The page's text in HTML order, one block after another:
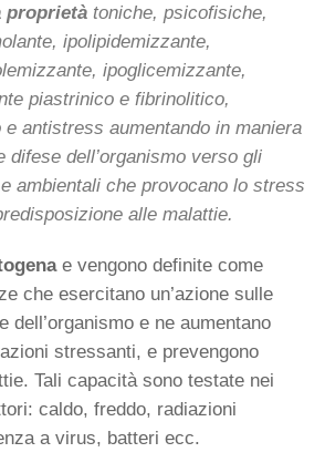
proprietà toniche, psicofisiche,
ipolipidemizzante,
ipoglicemizzante,
piastrinico e fibrinolitico,
e antistress aumentando in maniera
difese dell’organismo verso gli
ambientali che provocano lo stress
alle malattie.
e vengono definite come
che esercitano un’azione sulle
dell’organismo e ne aumentano
stressanti, e prevengono
Tali capacità sono testate nei
caldo, freddo, radiazioni
a virus, batteri ecc.